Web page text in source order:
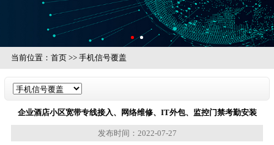
当前位置： 首页>> 手机信号覆盖
企业酒店小区宽带专线接入、网络维修、IT外包、监控门禁考勤安装
发布时间：2022-07-27